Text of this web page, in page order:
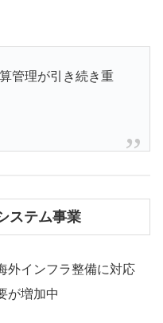
管理が引き続き重
ステム事業
外インフラ整備に対応
が増加中